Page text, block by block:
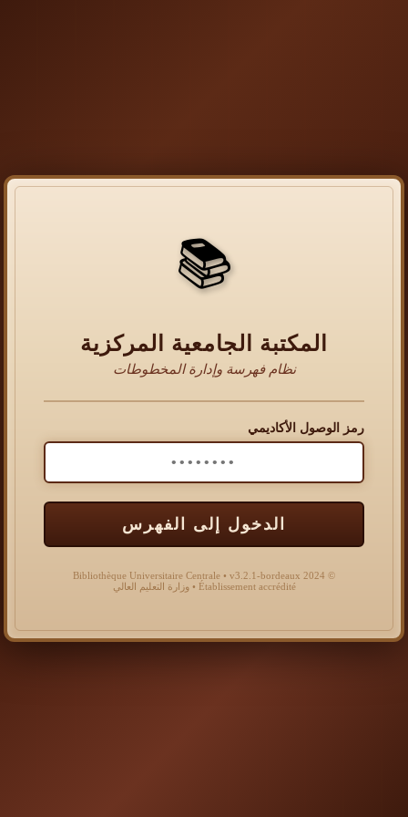
📚
المكتبة الجامعية المركزية
نظام فهرسة وإدارة المخطوطات
رمز الوصول الأكاديمي
الدخول إلى الفهرس
© 2024 Bibliothèque Universitaire Centrale • v3.2.1-bordeaux
Établissement accrédité • وزارة التعليم العالي